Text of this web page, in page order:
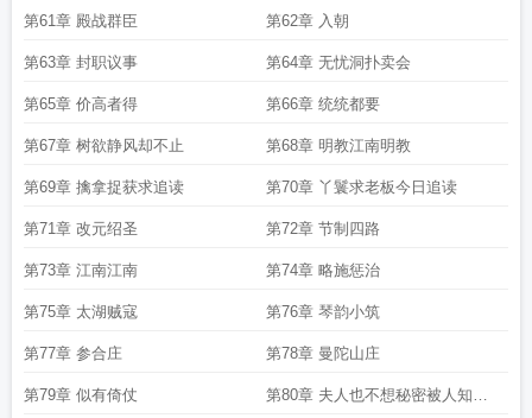
第61章 殿战群臣 第62章 入朝
第63章 封职议事 第64章 无忧洞扑卖会
第65章 价高者得 第66章 统统都要
第67章 树欲静风却不止 第68章 明教江南明教
第69章 擒拿捉获求追读 第70章 丫鬟求老板今日追读
第71章 改元绍圣 第72章 节制四路
第73章 江南江南 第74章 略施惩治
第75章 太湖贼寇 第76章 琴韵小筑
第77章 参合庄 第78章 曼陀山庄
第79章 似有倚仗 第80章 夫人也不想秘密被人知道